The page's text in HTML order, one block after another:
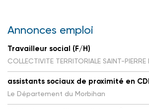
Annonces emploi
Travailleur social (F/H)
COLLECTIVITE TERRITORIALE SAINT-PIERRE
assistants sociaux de proximité en
Le Département du Morbihan